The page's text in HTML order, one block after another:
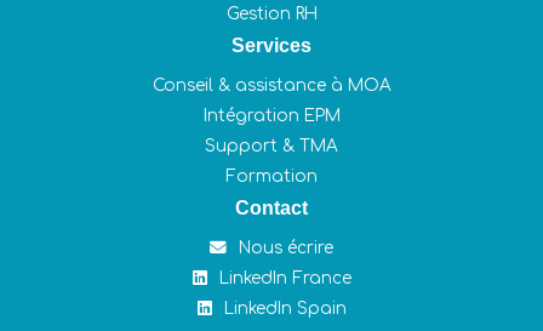
Gestion RH
Services
Conseil & assistance à MOA
Intégration EPM
Support & TMA
Formation
Contact
Nous écrire
LinkedIn France
LinkedIn Spain